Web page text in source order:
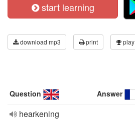
start learning
download mp3 print play
Question Answer
hearkening